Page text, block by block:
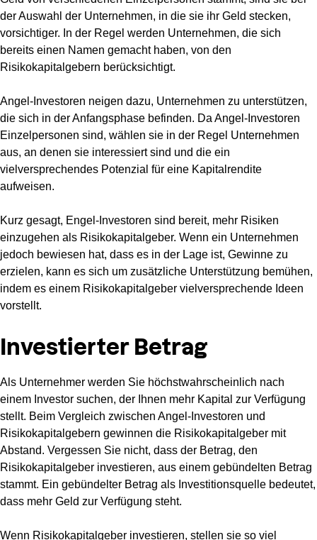
der Auswahl der Unternehmen, in die sie ihr Geld stecken,
vorsichtiger. In der Regel werden Unternehmen, die sich
bereits einen Namen gemacht haben, von den
Risikokapitalgebern berücksichtigt.
Angel-Investoren neigen dazu, Unternehmen zu unterstützen,
die sich in der Anfangsphase befinden. Da Angel-Investoren
Einzelpersonen sind, wählen sie in der Regel Unternehmen
aus, an denen sie interessiert sind und die ein
vielversprechendes Potenzial für eine Kapitalrendite
aufweisen.
Kurz gesagt, Engel-Investoren sind bereit, mehr Risiken
einzugehen als Risikokapitalgeber. Wenn ein Unternehmen
jedoch bewiesen hat, dass es in der Lage ist, Gewinne zu
erzielen, kann es sich um zusätzliche Unterstützung bemühen,
indem es einem Risikokapitalgeber vielversprechende Ideen
vorstellt.
Investierter Betrag
Als Unternehmer werden Sie höchstwahrscheinlich nach
einem Investor suchen, der Ihnen mehr Kapital zur Verfügung
stellt. Beim Vergleich zwischen Angel-Investoren und
Risikokapitalgebern gewinnen die Risikokapitalgeber mit
Abstand. Vergessen Sie nicht, dass der Betrag, den
Risikokapitalgeber investieren, aus einem gebündelten Betrag
stammt. Ein gebündelter Betrag als Investitionsquelle bedeutet,
dass mehr Geld zur Verfügung steht.
Wenn Risikokapitalgeber investieren, stellen sie so viel